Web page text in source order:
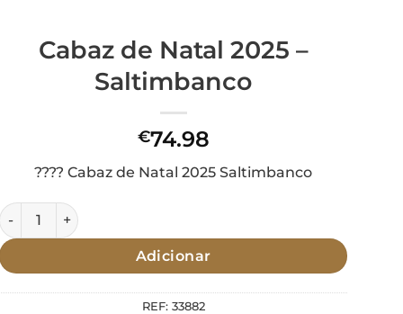
Cabaz de Natal 2025 –
Saltimbanco
€74.98
???? Cabaz de Natal 2025 Saltimbanco
de Cabaz de Natal 2025 - Saltimbanco
Adicionar
REF: 33882